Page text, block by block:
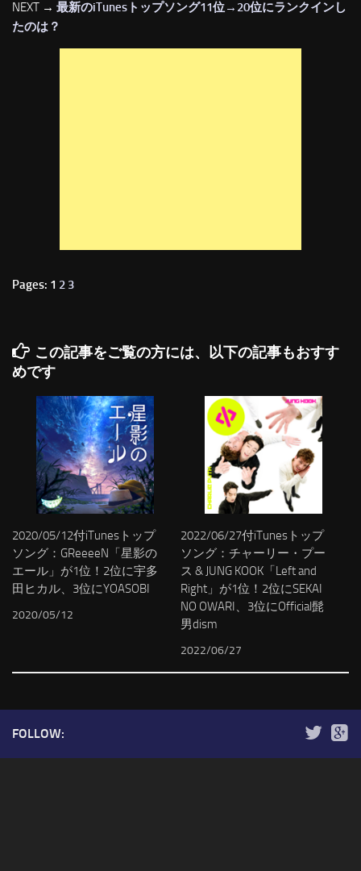
NEXT → 最新のiTunesトップソング11位→20位にランクインし
たのは？
Pages: 1 2 3
この記事をご覧の方には、以下の記事もおすす
めです
2020/05/12付iTunesトップ
ソング：GReeeeN「星影の
エール」が1位！2位に宇多
田ヒカル、3位にYOASOBI
2020/05/12
2022/06/27付iTunesトップ
ソング：チャーリー・プー
ス & JUNG KOOK「Left and
Right」が1位！2位にSEKAI
NO OWARI、3位にOfficial髭
男dism
2022/06/27
FOLLOW: